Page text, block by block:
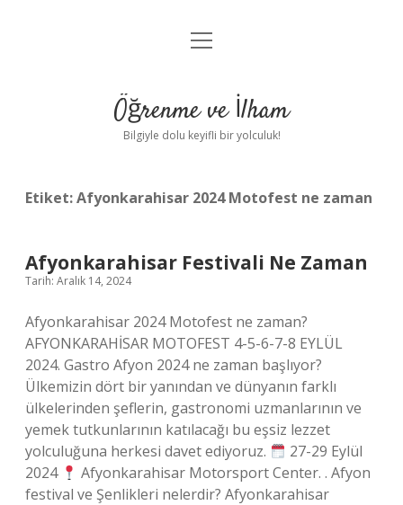
Anasayfa
Yasal Uyarı
menüyü
Öğrenme ve İlham
Bilgiyle dolu keyifli bir yolculuk!
Etiket:Afyonkarahisar 2024 Motofest ne zaman
Afyonkarahisar Festivali Ne Zaman
Tarih: Aralık 14, 2024
Afyonkarahisar 2024 Motofest ne zaman?
AFYONKARAHİSAR MOTOFEST 4-5-6-7-8 EYLÜL
2024. Gastro Afyon 2024 ne zaman başlıyor?
Ülkemizin dört bir yanından ve dünyanın farklı
ülkelerinden şeflerin, gastronomi uzmanlarının ve
yemek tutkunlarının katılacağı bu eşsiz lezzet
yolculuğuna herkesi davet ediyoruz.
27-29 Eylül
2024
Afyonkarahisar Motorsport Center. . Afyon
festival ve Şenlikleri nelerdir? Afyonkarahisar